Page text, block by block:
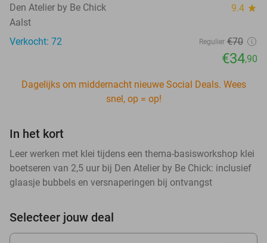
Den Atelier by Be Chick 9.4 star
Aalst
Verkocht: 72
Regulier €70
€34,90
Dagelijks om middernacht nieuwe Social Deals. Wees
snel, op = op!
In het kort
Leer werken met klei tijdens een thema-basisworkshop klei
boetseren van 2,5 uur bij Den Atelier by Be Chick: inclusief
glaasje bubbels en versnaperingen bij ontvangst
Selecteer jouw deal